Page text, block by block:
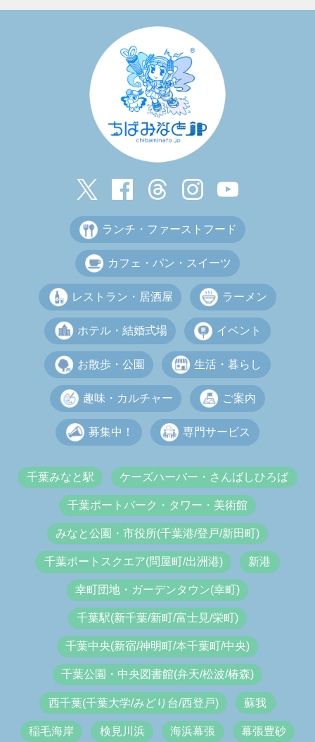
ランチ・ファーストフード
カフェ・パン・スイーツ
レストラン・居酒屋 ラーメン
ホテル・結婚式場 イベント
お散歩・公園 生活・暮らし
趣味・カルチャー ご案内
募集中！ 専門サービス
千葉みなと駅 ケーズハーバー・さんばしひろば
千葉ポートパーク・タワー・美術館
みなと公園・市役所(千葉港/登戸/新田町)
千葉ポートスクエア(問屋町/出洲港) 新港
幸町団地・ガーデンタウン(幸町)
千葉駅(新千葉/新町/富士見/栄町)
千葉中央(新宿/神明町/本千葉町/中央)
千葉公園・中央図書館(弁天/松波/椿森)
西千葉(千葉大学/みどり台/西登戸) 蘇我
稲毛海岸 検見川浜 海浜幕張 幕張豊砂